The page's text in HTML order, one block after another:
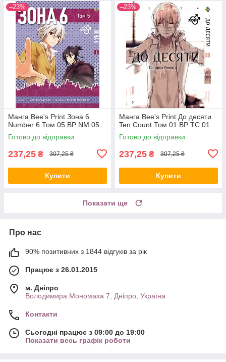
–23%
Манга Bee's Print Зона 6
Number 6 Том 05 ВР NM 05
Готово до відправки
237,25 ₴ 307,25 ₴
Купити
–23%
Манга Bee's Print До десяти
Ten Count Том 01 ВР TC 01
Готово до відправки
237,25 ₴ 307,25 ₴
Купити
Показати ще
Про нас
90% позитивних з 1844 відгуків за рік
Працює з 26.01.2015
м. Дніпро
Володимира Мономаха 7, Дніпро, Україна
Контакти
Сьогодні працює з 09:00 до 19:00
Показати весь графік роботи